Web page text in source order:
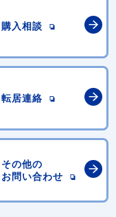
購入相談
転居連絡
その他の
お問い合わせ